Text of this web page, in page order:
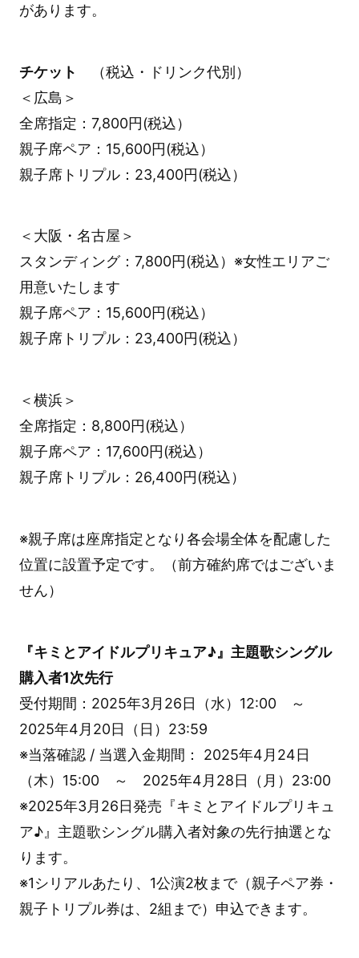
があります。
チケット
（税込・ドリンク代別）
＜広島＞
全席指定：7,800円(税込）
親子席ペア：15,600円(税込）
親子席トリプル：23,400円(税込）
＜大阪・名古屋＞
スタンディング：7,800円(税込）※女性エリアご
用意いたします
親子席ペア：15,600円(税込）
親子席トリプル：23,400円(税込）
＜横浜＞
全席指定：8,800円(税込）
親子席ペア：17,600円(税込）
親子席トリプル：26,400円(税込）
※親子席は座席指定となり各会場全体を配慮した
位置に設置予定です。（前方確約席ではございま
せん）
『キミとアイドルプリキュア♪』主題歌シングル
購入者1次先行
受付期間：2025年3月26日（水）12:00 ～
2025年4月20日（日）23:59
※当落確認 / 当選入金期間： 2025年4月24日
（木）15:00 ～ 2025年4月28日（月）23:00
※2025年3月26日発売『キミとアイドルプリキュ
ア♪』主題歌シングル購入者対象の先行抽選とな
ります。
※1シリアルあたり、1公演2枚まで（親子ペア券・
親子トリプル券は、2組まで）申込できます。